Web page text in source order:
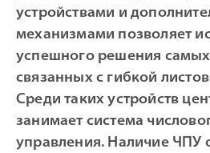
устройствами и
механизмами позволяет
успешного решения
связанных с гибкой
Среди таких устройств
занимает система
управления. Наличие ЧПУ